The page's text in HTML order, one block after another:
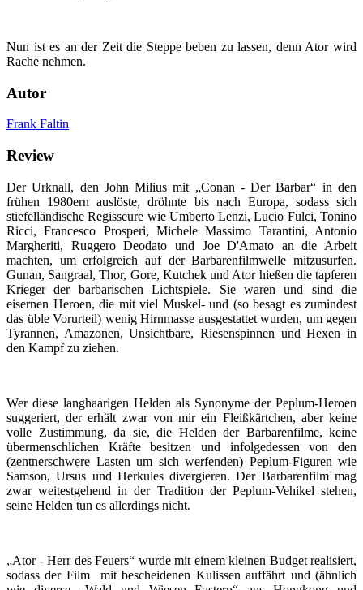
Nun ist es an der Zeit die Steppe beben zu lassen, denn Ator wird
Rache nehmen.
Autor
Frank Faltin
Review
Der Urknall, den John Milius mit „Conan - Der Barbar“ in den
frühen 1980ern auslöste, dröhnte bis nach Europa, sodass sich
stiefelländische Regisseure wie Umberto Lenzi, Lucio Fulci, Tonino
Ricci, Francesco Prosperi, Michele Massimo Tarantini, Antonio
Margheriti, Ruggero Deodato und Joe D'Amato an die Arbeit
machten, um erfolgreich auf der Barbarenfilmwelle mitzusurfen.
Gunan, Sangraal, Thor, Gore, Kutchek und Ator hießen die tapferen
Krieger der barbarischen Lichtspiele. Sie waren und sind die
eisernen Heroen, die mit viel Muskel- und (so besagt es zumindest
das üble Vorurteil) wenig Hirnmasse ausgestattet wurden, um gegen
Tyrannen, Amazonen, Unsichtbare, Riesenspinnen und Hexen in
den Kampf zu ziehen.
Wer diese langhaarigen Helden als Synonyme der Peplum-Heroen
suggeriert, der erhält zwar von mir ein Fleißkärtchen, aber keine
volle Zustimmung, da sie, die Helden der Barbarenfilme, keine
übermenschlichen Kräfte besitzen und infolgedessen von den
(zentnerschwere Lasten um sich werfenden) Peplum-Figuren wie
Samson, Ursus und Herkules divergieren. Der Barbarenfilm mag
zwar weitestgehend in der Tradition der Peplum-Vehikel stehen,
seine Helden tun es allerdings nicht.
„Ator - Herr des Feuers“ wurde mit einem kleinen Budget realisiert,
sodass der Film mit bescheidenen Kulissen auffährt und (ähnlich